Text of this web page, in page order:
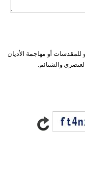
للمقدسات أو مهاجمة الأديان
والشتائم.